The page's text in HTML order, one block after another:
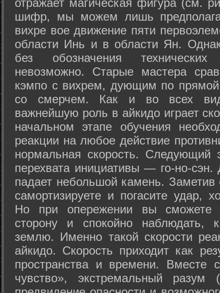
шифр, мы можем лишь
вихре вое движение пяти
области Инь и в области Ян.
без обозначения
невозможно. Старые мастера
кэмпо с вихрем, дующим по
со смерчем. Как и во всех
важнейшую роль в айкидо играет
начальном этапе обучения
реакции на любое действие
нормальная скорость.
перехвата инициативы — го-но-
падает небольшой камень.
самортизируете и погасите удар,
Но при опережении вы сможете
сторону и спокойно наблюдать,
землю. Именно такой скорости
айкидо. Скорость приходит как
пространства и времени. Вместе
чувство», экстремальный разум